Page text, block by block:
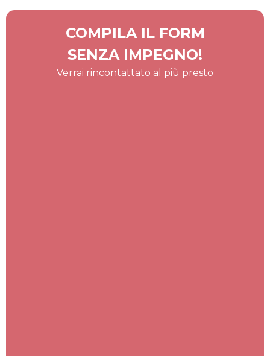
COMPILA IL FORM
SENZA IMPEGNO!
Verrai rincontattato al più presto